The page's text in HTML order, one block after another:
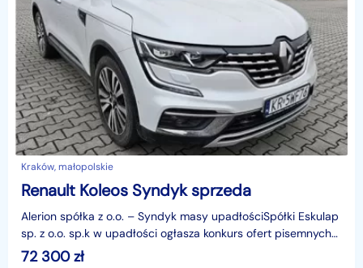
Kraków, małopolskie
Renault Koleos Syndyk sprzeda
Alerion spółka z o.o. – Syndyk masy upadłościSpółki Eskulap
sp. z o.o. sp.k w upadłości ogłasza konkurs ofert pisemnych
na wybór nabywcy ruchomości wchodzą
72 300zł